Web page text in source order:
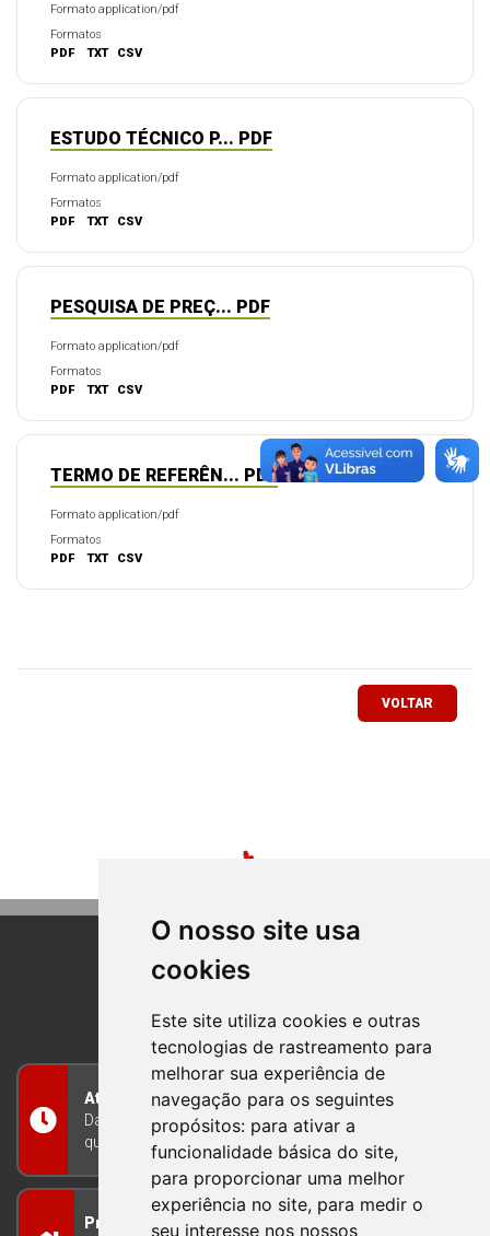
O nosso site usa
cookies
Este site utiliza cookies e outras
tecnologias de rastreamento para
melhorar sua experiência de
navegação para os seguintes
propósitos: para ativar a
funcionalidade básica do site,
para proporcionar uma melhor
experiência no site, para medir o
seu interesse nos nossos
Formato application/pdf
Formatos
PDF
TXT CSV
ESTUDO TÉCNICO P... PDF
Formato application/pdf
Formatos
PDF
TXT CSV
PESQUISA DE PREÇ... PDF
Formato application/pdf
Formatos
PDF
TXT CSV
TERMO DE REFERÊN... PDF
Formato application/pdf
Formatos
PDF
TXT CSV
VOLTAR
BOM PRINCIPIO
RIO GRANDE DO SUL
Atendimento
Das 8h às 12h e das 13h às 17h30, de segunda a
quinta-feira, e nas sextas-feiras das 7h às 13h
Prefeitura Municipal